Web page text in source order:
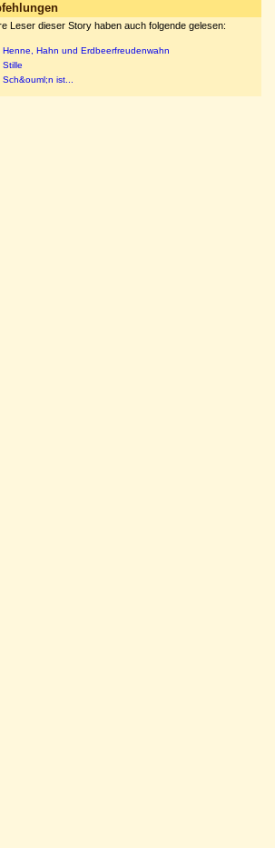
Leser dieser Story haben auch folgende gelesen:
Henne, Hahn und Erdbeerfreudenwahn
Stille
Sch&ouml;n ist...